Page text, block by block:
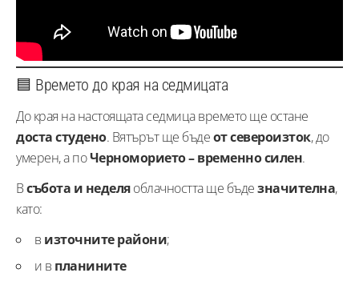
🟦 Времето до края на седмицата
До края на настоящата седмица времето ще остане
доста студено. Вятърът ще бъдеот североизток, до
умерен, а поЧерноморието – временно силен.
Всъбота и неделяоблачността ще бъдезначителна,
като:
в източните райони;
и в планините